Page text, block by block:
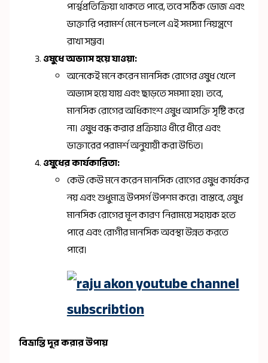
পার্শ্বপ্রতিক্রিয়া থাকতে পারে, তবে সঠিক ডোজ এবং
ডাক্তারি পরামর্শ মেনে চললে এই সমস্যা নিয়ন্ত্রণে
রাখা সম্ভব।
ওষুধে অভ্যাস হয়ে যাওয়া:
অনেকেই মনে করেন মানসিক রোগের ওষুধ খেলে
অভ্যাস হয়ে যায় এবং ছাড়তে সমস্যা হয়। তবে,
মানসিক রোগের অধিকাংশ ওষুধ আসক্তি সৃষ্টি করে
না। ওষুধ বন্ধ করার প্রক্রিয়াও ধীরে ধীরে এবং
ডাক্তারের পরামর্শ অনুযায়ী করা উচিত।
ওষুধের কার্যকারিতা:
কেউ কেউ মনে করেন মানসিক রোগের ওষুধ কার্যকর
নয় এবং শুধুমাত্র উপসর্গ উপশম করে। বাস্তবে, ওষুধ
মানসিক রোগের মূল কারণ নিরাময়ে সহায়ক হতে
পারে এবং রোগীর মানসিক অবস্থা উন্নত করতে
পারে।
বিভ্রান্তি দূর করার উপায়